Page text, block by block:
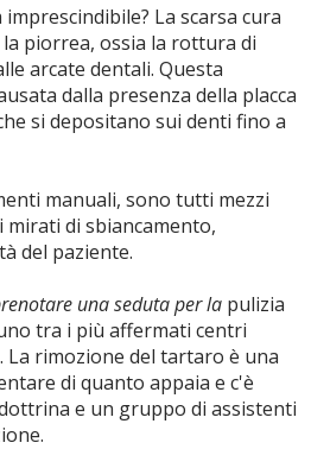
La scarsa cura
piorrea, ossia la rottura di
arcate dentali. Questa
dalla presenza della placca
si depositano sui denti fino a
manuali, sono tutti mezzi
di sbiancamento,
del paziente.
una seduta per la pulizia
tra i più affermati centri
rimozione del tartaro è una
di quanto appaia e c'è
e un gruppo di assistenti